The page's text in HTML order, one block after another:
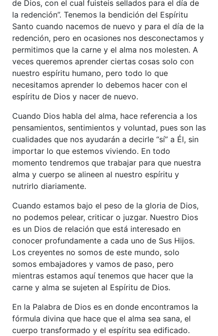
de Dios, con el cual fuisteis sellados para el día de
la redención”. Tenemos la bendición del Espíritu
Santo cuando nacemos de nuevo y para el día de la
redención, pero en ocasiones nos desconectamos y
permitimos que la carne y el alma nos molesten. A
veces queremos aprender ciertas cosas solo con
nuestro espíritu humano, pero todo lo que
necesitamos aprender lo debemos hacer con el
espíritu de Dios y nacer de nuevo.
Cuando Dios habla del alma, hace referencia a los
pensamientos, sentimientos y voluntad, pues son las
cualidades que nos ayudarán a decirle “sí” a Él, sin
importar lo que estemos viviendo. En todo
momento tendremos que trabajar para que nuestra
alma y cuerpo se alineen al nuestro espíritu y
nutrirlo diariamente.
Cuando estamos bajo el peso de la gloria de Dios,
no podemos pelear, criticar o juzgar. Nuestro Dios
es un Dios de relación que está interesado en
conocer profundamente a cada uno de Sus Hijos.
Los creyentes no somos de este mundo, solo
somos embajadores y vamos de paso, pero
mientras estamos aquí tenemos que hacer que la
carne y alma se sujeten al Espíritu de Dios.
En la Palabra de Dios es en donde encontramos la
fórmula divina que hace que el alma sea sana, el
cuerpo transformado y el espíritu sea edificado.